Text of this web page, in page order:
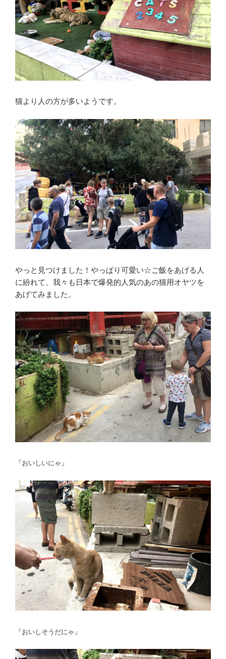
猫より人の方が多いようです。
やっと見つけました！やっぱり可愛い☆ご飯をあげる人
に紛れて、我々も日本で爆発的人気のあの猫用オヤツを
あげてみました。
「おいしいにゃ」
「おいしそうだにゃ」